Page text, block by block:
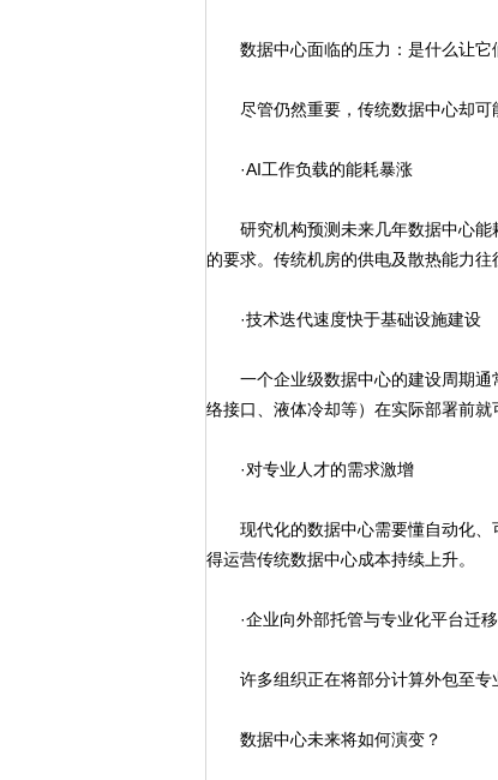
数据中心面临的压力：是什么让它
尽管仍然重要，传统数据中心却可
·AI工作负载的能耗暴涨
研究机构预测未来几年数据中心能
的要求。传统机房的供电及散热能力往
·技术迭代速度快于基础设施建设
一个企业级数据中心的建设周期通
络接口、液体冷却等）在实际部署前就
·对专业人才的需求激增
现代化的数据中心需要懂自动化、
得运营传统数据中心成本持续上升。
·企业向外部托管与专业化平台迁移
许多组织正在将部分计算外包至专
数据中心未来将如何演变？